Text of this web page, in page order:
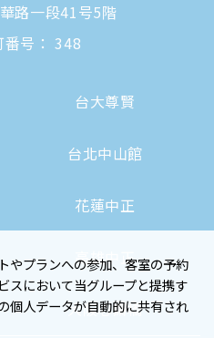
路一段41号5階
番号： 348
台大尊賢
台北中山館
花蓮中正
高雄中正
大阪心斎橋
やプランへの参加、客室の予約
スにおいて当グループと提携す
個人データが自動的に共有され